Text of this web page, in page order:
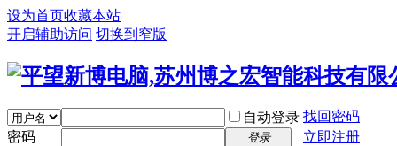
设为首页收藏本站
开启辅助访问 切换到窄版
自动登录 找回密码
密码
登录
立即注册